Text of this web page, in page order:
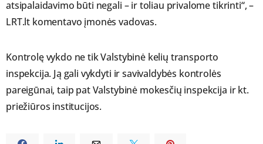
atsipalaidavimo būti negali – ir toliau privalome tikrinti“, –
LRT.lt komentavo įmonės vadovas.
Kontrolę vykdo ne tik Valstybinė kelių transporto
inspekcija. Ją gali vykdyti ir savivaldybės kontrolės
pareigūnai, taip pat Valstybinė mokesčių inspekcija ir kt.
priežiūros institucijos.